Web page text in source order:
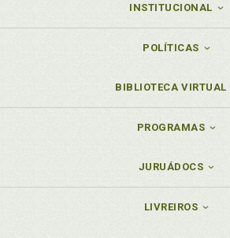
INSTITUCIONAL
POLÍTICAS
BIBLIOTECA VIRTUAL
PROGRAMAS
JURUÁDOCS
LIVREIROS